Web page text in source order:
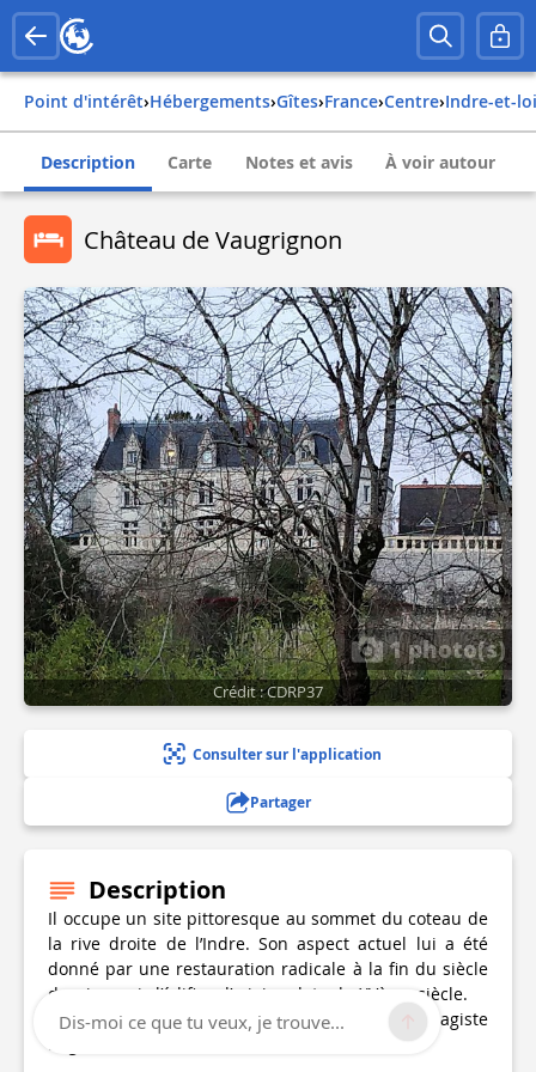
Point d'intérêt› Hébergements› Gîtes› france› centre› indre-et-
Description Carte Notes et avis À voir autour
Château de Vaugrignon
1 photo(s)
Crédit : CDRP37
Consulter sur l'application
Partager
Description
Il occupe un site pittoresque au sommet du coteau de
la rive droite de l’Indre. Son aspect actuel lui a été
donné par une restauration radicale à la fin du siècle
dernier mais l’édifice d’origine date du XVème siècle.
Le Parc aurait été dessiné par le célèbre paysagiste
Eugène Bülher.
Dis-moi ce que tu veux, je trouve...